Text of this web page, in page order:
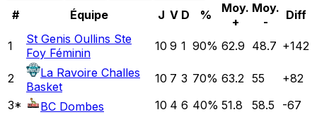
# Équipe J V D %
Moy.
+
Moy.
-
Diff
1
St Genis Oullins Ste
Foy Féminin
10 9 1 90% 62.9 48.7 +142
2
La Ravoire Challes
Basket
10 7 3 70% 63.2 55 +82
3* BC Dombes 10 4 6 40% 51.8 58.5
-67